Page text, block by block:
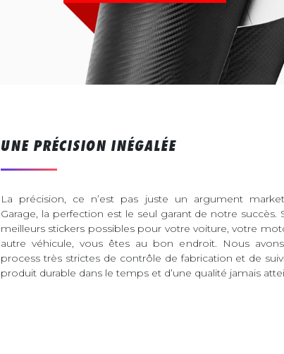
UNE PRÉCISION INÉGALÉE
La précision, ce n’est pas juste un argument
Garage, la perfection est le seul garant de notre succès.
meilleurs stickers possibles pour votre voiture, votre
autre véhicule, vous êtes au bon endroit. Nous
process très strictes de contrôle de fabrication et de
produit durable dans le temps et d’une qualité jamais